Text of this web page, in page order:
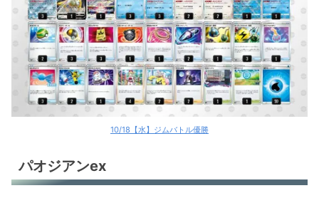
10/18【水】ジムバトル優勝
パオジアンex